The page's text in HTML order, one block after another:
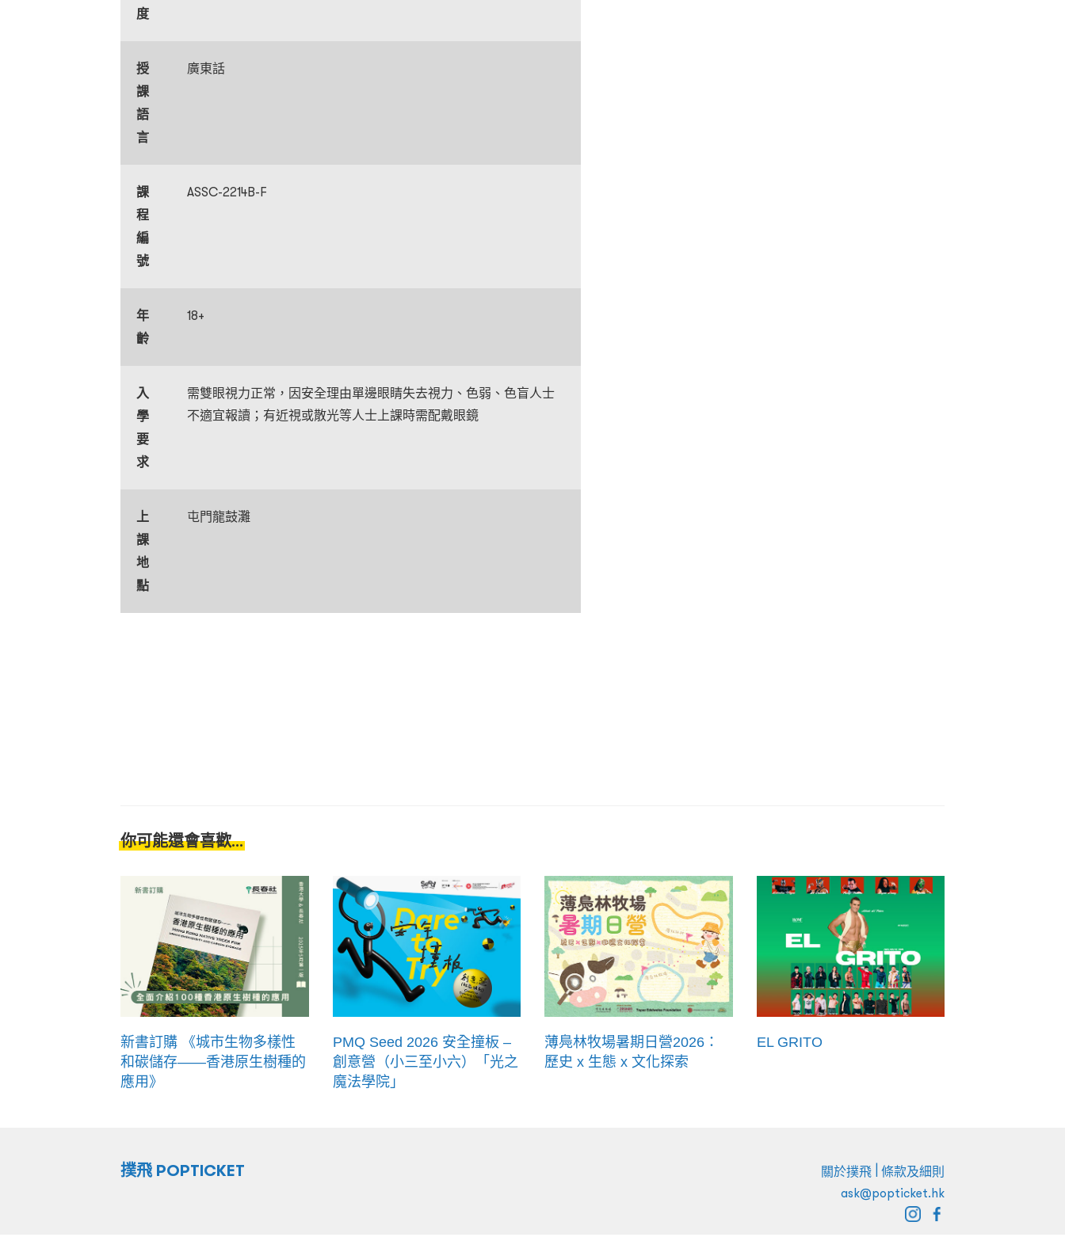
度
授
課
語
言
廣東話
課
程
編
號
ASSC-2214B-F
年
齡
18+
入
學
要
求
需雙眼視力正常，因安全理由單邊眼睛失去視力、色弱、色盲人士
不適宜報讀；有近視或散光等人士上課時需配戴眼鏡
上
課
地
點
屯門龍鼓灘
你可能還會喜歡...
新書訂購 《城市生物多樣性
和碳儲存——香港原生樹種的
應用》
PMQ Seed 2026 安全撞板 –
創意營（小三至小六）「光之
魔法學院」
薄鳧林牧場暑期日營2026：
歷史 x 生態 x 文化探索
EL GRITO
撲飛 POPTICKET 關於撲飛 條款及細則
ask@popticket.hk